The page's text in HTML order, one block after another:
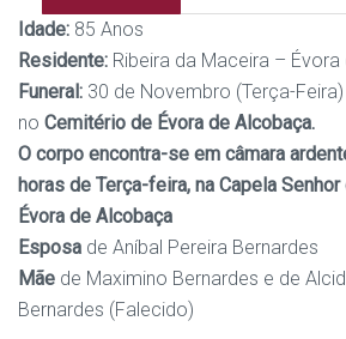
Idade: 85 Anos
Residente: Ribeira da Maceira –
Funeral: 30 de Novembro (Terça-
no Cemitério de Évora de Alcobaça.
O corpo encontra-se em câmara
horas de Terça-feira, na Capela
Évora de Alcobaça
Esposa de Aníbal Pereira Bernardes
Mãe de Maximino Bernardes e de
Bernardes (Falecido)